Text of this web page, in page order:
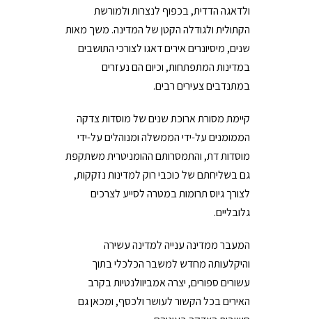
ולדאגה הדדית, בכפוף לנצרות ולמורשת
הקתולית ולגודלה הקטן של המדינה. משך מאות
שנים, מיסיונרים אירים דאגו לצורכי התושבים
במדינות המתפתחות, וכיום הם נעזרים
במתנדבים צעירים רבים.
קיימת מסורת ארוכת שנים של מוסדות צדקה
הממומנים על-ידי הממשלה ומנוהלים על-ידי
מוסדות דת, והתמסרותם ההומניטרית משתקפת
גם בשליחתם של כוכבי רוק למדינות נזקקות,
לצורך גיוס תרומות במטרה לסייע לצרכים
גלובליים.
המעבר ממדינה ענייה למדינה עשירה
והיקלעותה מחדש למשבר הכלכלי בתוך
עשורים ספורים, יצרה אמביוולנטיות בקרב
האירים בכל הקשור לעושר ולכסף, ומכאן גם